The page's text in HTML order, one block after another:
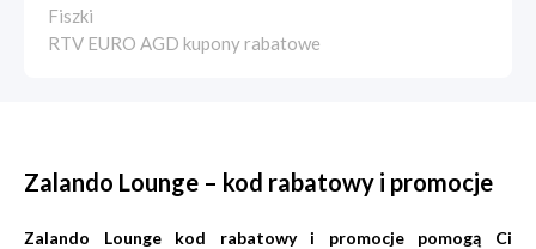
Fiszki
RTV EURO AGD kupony rabatowe
Zalando Lounge – kod rabatowy i promocje
Zalando Lounge kod rabatowy i promocje pomogą Ci